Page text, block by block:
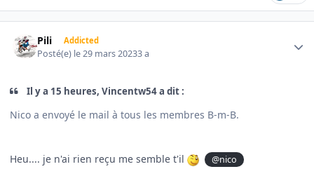
Pili Addicted
Posté(e) le 29 mars 20233 a
Il y a 15 heures, Vincentw54 a dit :
Nico a envoyé le mail à tous les membres B-m-B.
Heu.... je n'ai rien reçu me semble t'il @nico